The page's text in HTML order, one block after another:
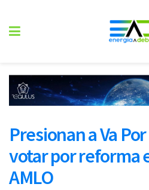
Presionan a Va
votar por reforma
AMLO